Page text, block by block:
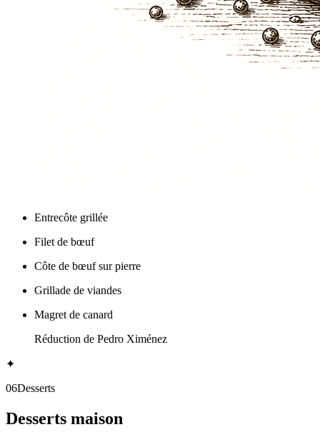
Entrecôte grillée
Filet de bœuf
Côte de bœuf sur pierre
Grillade de viandes
Magret de canard
Réduction de Pedro Ximénez
✦
06Desserts
Desserts maison